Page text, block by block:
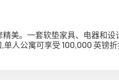
美。一套软垫家具、电器和设
,单人公寓可享受 100,000 英镑